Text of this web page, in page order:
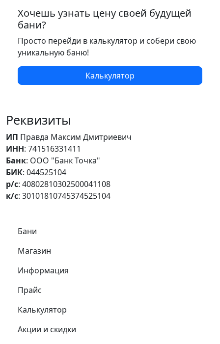
Хочешь узнать цену своей будущей
бани?
Просто перейди в калькулятор и собери свою
уникальную баню!
Калькулятор
Реквизиты
ИП Правда Максим Дмитриевич
ИНН: 741516331411
Банк: ООО "Банк Точка"
БИК: 044525104
р/с: 40802810302500041108
к/с: 30101810745374525104
Самое важное
Бани
Магазин
Информация
Прайс
Калькулятор
Акции и скидки